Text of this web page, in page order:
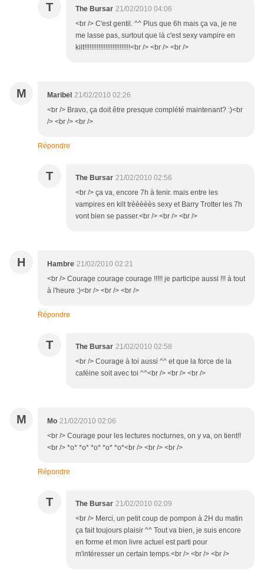
T The Bursar 21/02/2010 04:06
<br /> C'est gentil. ^^ Plus que 6h mais ça va, je ne
me lasse pas, surtout que là c'est sexy vampire en
kilt!!!!!!!!!!!!!!!!!!!!!!!!!!<br /> <br /> <br />
M Maribel 21/02/2010 02:26
<br /> Bravo, ça doit être presque complété maintenant? :)<br
/> <br /> <br />
Répondre
T The Bursar 21/02/2010 02:56
<br /> ça va, encore 7h à tenir. mais entre les
vampires en kilt trèèèèès sexy et Barry Trotter les 7h
vont bien se passer.<br /> <br /> <br />
H Hambre 21/02/2010 02:21
<br /> Courage courage courage !!!!! je participe aussi !!! à tout
à l'heure :)<br /> <br /> <br />
Répondre
T The Bursar 21/02/2010 02:58
<br /> Courage à toi aussi ^^ et que la force de la
caféine soit avec toi ^^<br /> <br /> <br />
M Mo 21/02/2010 02:06
<br /> Courage pour les lectures nocturnes, on y va, on tient!!
<br /> *o* *o* *o* *o* *o*<br /> <br /> <br />
Répondre
T The Bursar 21/02/2010 02:09
<br /> Merci, un petit coup de pompon à 2H du matin
ça fait toujours plaisir ^^ Tout va bien, je suis encore
en forme et mon livre actuel est parti pour
m'intéresser un certain temps.<br /> <br /> <br />